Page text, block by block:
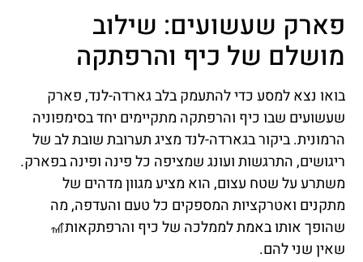
פארק שעשועים: שילוב
מושלם של כיף והרפתקה
בואו נצא למסע כדי להתעמק בלב גארדה-לנד, פארק
שעשועים שבו כיף והרפתקה מתקיימים יחד בסימפוניה
הרמונית. ביקור בגארדה-לנד מציג תערובת שובת לב של
ריגושים, התרגשות ועונג שמציפה כל פינה ופינה בפארק.
משתרע על שטח עצום, הוא מציע מגוון מדהים של
מתקנים ואטרקציות המספקים כל טעם והעדפה, מה
שהופך אותו באמת לממלכה של כיף והרפתקאות🎢
שאין שני להם.